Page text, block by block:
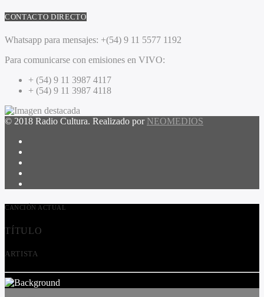
CONTACTO DIRECTO
Whatsapp para mensajes: +(54) 9 11 5577 1192
Para comunicarse con emisiones en VIVO:
+ (54) 9 11 3987 4117
+ (54) 9 11 3987 4118
© 2018 Radio Cultura. Realizado por NEOMEDIOS
CANCIÓN ACTUAL
TÍTULO
ARTISTA